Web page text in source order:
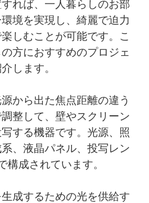
れば、一人暮らしのお部
境を実現し、綺麗で迫力
しむことが可能です。こ
方におすすめのプロジェ
します。
から出た焦点距離の違う
整して、壁やスクリーン
する機器です。光源、照
、液晶パネル、投写レン
構成されています。
成するための光を供給す